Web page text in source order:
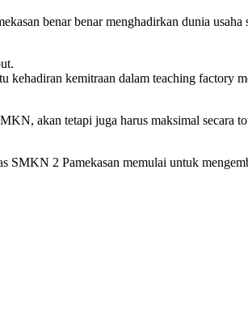
benar benar menghadirkan dunia usaha
kehadiran kemitraan dalam teaching factory
akan tetapi juga harus maksimal secara
2 Pamekasan memulai untuk